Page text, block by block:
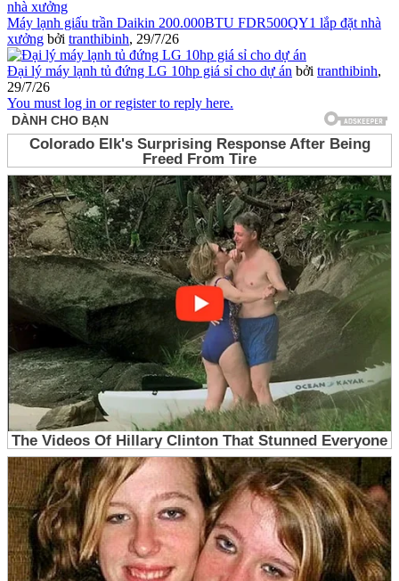
Máy lạnh giấu trần Daikin 200.000BTU FDR500QY1 lắp đặt nhà
xưởng bởi tranthibinh, 29/7/26
Đại lý máy lạnh tủ đứng LG 10hp giá sỉ cho dự án bởi tranthibinh,
29/7/26
You must log in or register to reply here.